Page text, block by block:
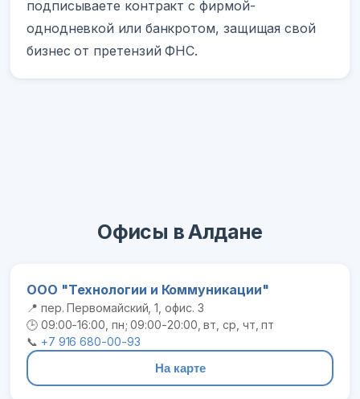
подписываете контракт с фирмой-
однодневкой или банкротом, защищая свой
бизнес от претензий ФНС.
Офисы в Алдане
ООО "Технологии и Коммуникации"
📍 пер. Первомайский, 1, офис. 3
🕒 09:00-16:00, пн; 09:00-20:00, вт, ср, чт, пт
📞 +7 916 680-00-93
На карте